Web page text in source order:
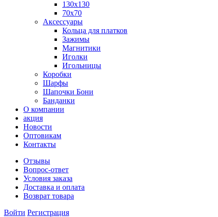
130x130
70х70
Аксессуары
Кольца для платков
Зажимы
Магнитики
Иголки
Игольницы
Коробки
Шарфы
Шапочки Бони
Банданки
О компании
акция
Новости
Оптовикам
Контакты
Отзывы
Вопрос-ответ
Условия заказа
Доставка и оплата
Возврат товара
Войти Регистрация